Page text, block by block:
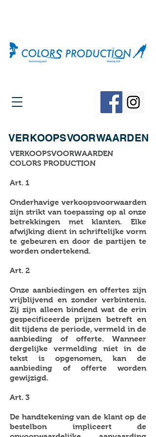
VERKOOPSVOORWAARDEN
VERKOOPSVOORWAARDEN
COLORS PRODUCTION
Art. 1
Onderhavige verkoopsvoorwaarden
zijn strikt van toepassing op al onze
betrekkingen met klanten. Elke
afwijking dient in schriftelijke vorm
te gebeuren en door de partijen te
worden ondertekend.
Art. 2
Onze aanbiedingen en offertes zijn
vrijblijvend en zonder verbintenis.
Zij zijn alleen bindend wat de erin
gespecificeerde prijzen betreft en
dit tijdens de periode, vermeld in de
aanbieding of offerte. Wanneer
dergelijke vermelding niet in de
tekst is opgenomen, kan de
aanbieding of offerte worden
gewijzigd.
Art. 3
De handtekening van de klant op de
bestelbon impliceert de